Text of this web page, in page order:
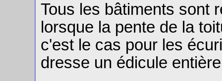
Tous les bâtiments sont
lorsque la pente de la
c'est le cas pour les
dresse un édicule